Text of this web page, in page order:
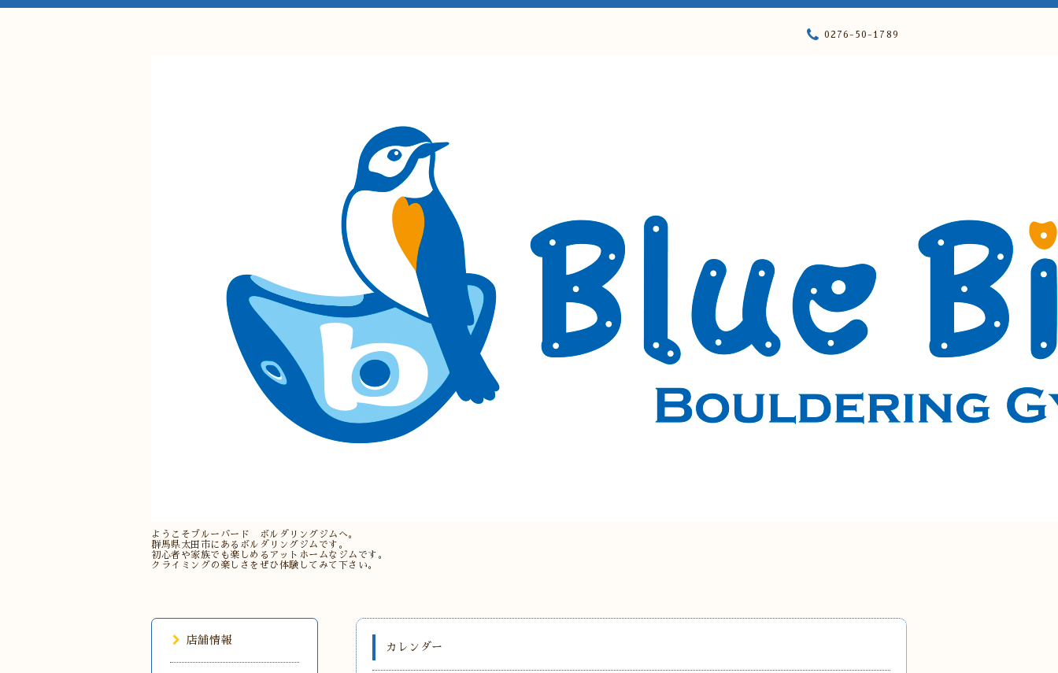
ようこそブルーバード ボルダリングジムへ。
群馬県太田市にあるボルダリングジムです。
初心者や家族でも楽しめるアットホームなジムです。
クライミングの楽しさをぜひ体験してみて下さい。
0276-50-1789
カレンダー
店舗情報